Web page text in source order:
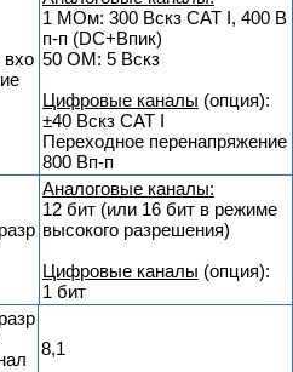
1 МОм: 300 Вскз CAT I, 400 В
п-п (DC+Впик)
50 ОМ: 5 Вскз
Цифровые каналы (опция):
±40 Вскз CAT I
Переходное перенапряжение
800 Вп-п
Аналоговые каналы:
12 бит (или 16 бит в режиме
высокого разрешения)
Цифровые каналы (опция):
1 бит
8,1